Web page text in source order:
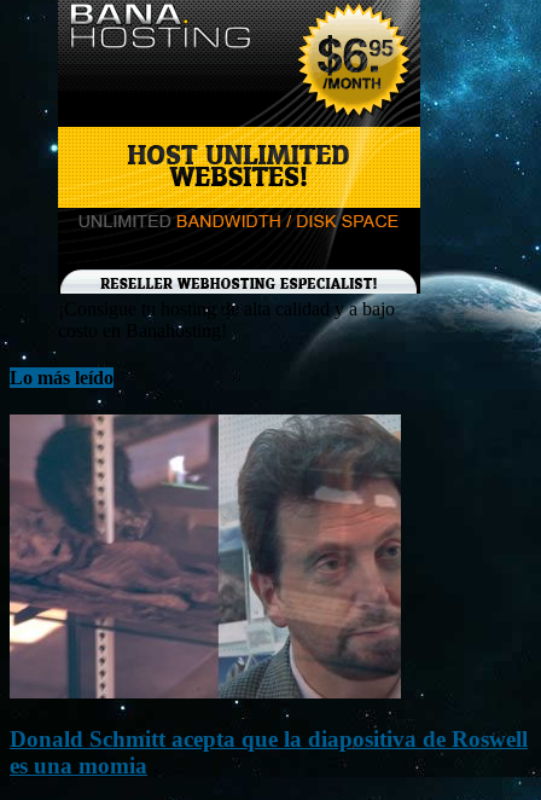
¡Consigue tu hosting de alta calidad y a bajo
costo en Banahosting!
Lo más leído
Donald Schmitt acepta que la diapositiva de Roswell
es una momia